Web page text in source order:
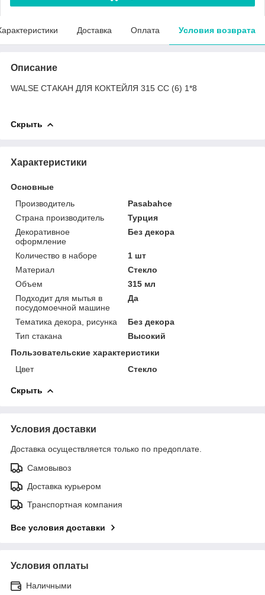
Доставка Оплата Условия возврата
Описание
WALSE СТАКАН ДЛЯ КОКТЕЙЛЯ 315 CC (6) 1*8
Скрыть
Характеристики
Основные
Производитель
Pasabahce
Страна производитель
Турция
Декоративное
оформление
Без декора
Количество в наборе
1 шт
Материал
Стекло
Объем
315 мл
Подходит для мытья в
посудомоечной машине
Да
Тематика декора, рисунка
Без декора
Тип стакана
Высокий
Пользовательские характеристики
Цвет
Стекло
Скрыть
Условия доставки
Доставка осуществляется только по предоплате.
Самовывоз
Доставка курьером
Транспортная компания
Все условия доставки
Условия оплаты
Наличными